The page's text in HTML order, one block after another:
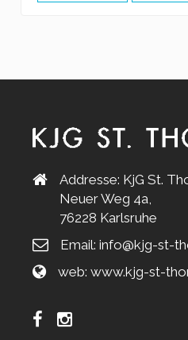
Addresse: KjG St.
Neuer Weg 4a,
76228 Karlsruhe
Email:info@kjg-st-
web:www.kjg-st-